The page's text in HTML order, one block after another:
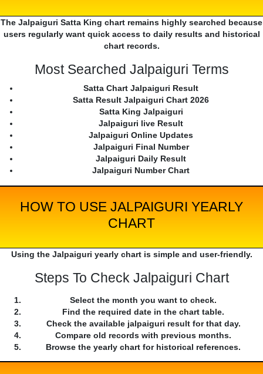
The Jalpaiguri Satta King chart remains highly searched because
users regularly want quick access to daily results and historical
chart records.
Most Searched Jalpaiguri Terms
Satta Chart Jalpaiguri Result
Satta Result Jalpaiguri Chart 2026
Satta King Jalpaiguri
Jalpaiguri live Result
Jalpaiguri Online Updates
Jalpaiguri Final Number
Jalpaiguri Daily Result
Jalpaiguri Number Chart
HOW TO USE JALPAIGURI YEARLY
CHART
Using the Jalpaiguri yearly chart is simple and user-friendly.
Steps To Check Jalpaiguri Chart
Select the month you want to check.
Find the required date in the chart table.
Check the available jalpaiguri result for that day.
Compare old records with previous months.
Browse the yearly chart for historical references.